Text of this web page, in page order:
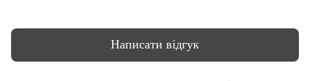
Написати відгук